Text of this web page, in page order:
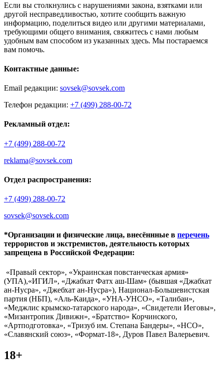
Если вы столкнулись с нарушениями закона, взятками или
другой несправедливостью, хотите сообщить важную
информацию, поделиться видео или другими материалами,
требующими общего внимания, свяжитесь с нами любым
удобным вам способом из указанных здесь. Мы постараемся
вам помочь.
Контактные данные:
Email редакции: sovsek@sovsek.com
Телефон редакции: +7 (499) 288-00-72
Рекламный отдел:
+7 (499) 288-00-72
reklama@sovsek.com
Отдел распространения:
+7 (499) 288-00-72
sovsek@sovsek.com
*Организации и физические лица, внесённные в перечень
террористов и экстремистов, деятельность которых
запрещена в Российской Федерации:
«Правый сектор», «Украинская повстанческая армия»
(УПА),«ИГИЛ», «Джабхат Фатх аш-Шам» (бывшая «Джабхат
ан-Нусра», «Джебхат ан-Нусра»), Национал-Большевистская
партия (НБП), «Аль-Каида», «УНА-УНСО», «Талибан»,
«Меджлис крымско-татарского народа», «Свидетели Иеговы»,
«Мизантропик Дивижн», «Братство» Корчинского,
«Артподготовка», «Тризуб им. Степана Бандеры», «НСО»,
«Славянский союз», «Формат-18», Дуров Павел Валерьевич.
18+